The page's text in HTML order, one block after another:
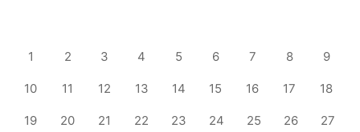
1 2 3 4 5 6 7 8 9
10 11 12 13 14 15 16 17 18
19 20 21 22 23 24 25 26 27